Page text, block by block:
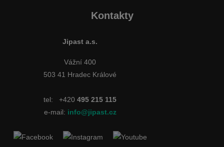
Kontakty
Jipast a.s.
Vážní 400
503 41 Hradec Králové
tel: +420 495 215 115
e-mail: info@jipast.cz